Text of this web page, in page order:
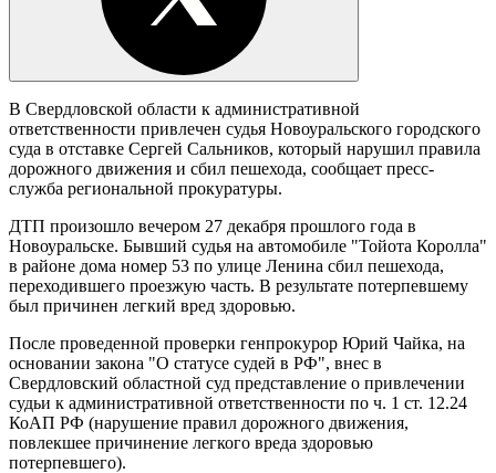
В Свердловской области к административной
ответственности привлечен судья Новоуральского городского
суда в отставке Сергей Сальников, который нарушил правила
дорожного движения и сбил пешехода, сообщает пресс-
служба региональной прокуратуры.
ДТП произошло вечером 27 декабря прошлого года в
Новоуральске. Бывший судья на автомобиле "Тойота Королла"
в районе дома номер 53 по улице Ленина сбил пешехода,
переходившего проезжую часть. В результате потерпевшему
был причинен легкий вред здоровью.
После проведенной проверки генпрокурор Юрий Чайка, на
основании закона "О статусе судей в РФ", внес в
Свердловский областной суд представление о привлечении
судьи к административной ответственности по ч. 1 ст. 12.24
КоАП РФ (нарушение правил дорожного движения,
повлекшее причинение легкого вреда здоровью
потерпевшего).